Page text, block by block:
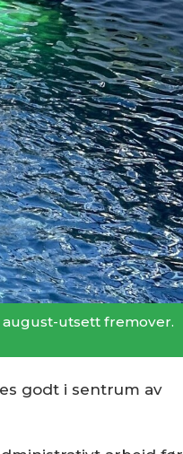
utsett fremover.
godt i sentrum av